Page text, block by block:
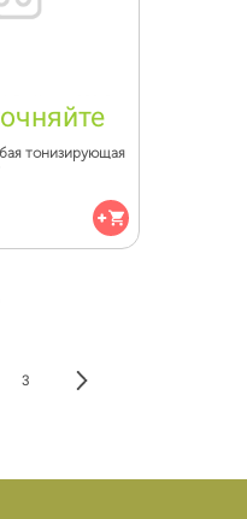
тонизирующая
3